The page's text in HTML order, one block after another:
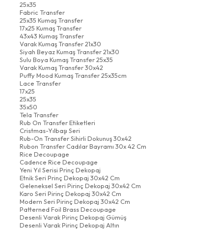
25x35
Fabric Transfer
25x35 Kumaş Transfer
17x25 Kumaş Transfer
43x43 Kumaş Transfer
Varak Kumaş Transfer 21x30
Siyah Beyaz Kumaş Transfer 21x30
Sulu Boya Kumaş Transfer 25x35
Varak Kumaş Transfer 30x42
Puffy Mood Kumaş Transfer 25x35cm
Lace Transfer
17x25
25x35
35x50
Tela Transfer
Rub On Transfer Etiketleri
Cristmas-Yılbaşı Seri
Rub-On Transfer Sihirli Dokunuş 30x42
Rubon Transfer Cadılar Bayramı 30x 42 Cm
Rice Decoupage
Cadence Rice Decoupage
Yeni Yıl Serisi Prinç Dekopaj
Etnik Seri Prinç Dekopaj 30x42 Cm
Geleneksel Seri Pirinç Dekopaj 30x42 Cm
Karo Seri Pirinç Dekopaj 30x42 Cm
Modern Seri Pirinç Dekopaj 30x42 Cm
Patterned Foil Brass Decoupage
Desenli Varak Pirinç Dekopaj Gümüş
Desenli Varak Pirinç Dekopaj Altın